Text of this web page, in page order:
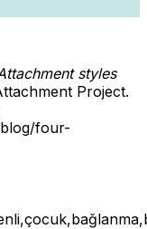
styles
Project.
four-